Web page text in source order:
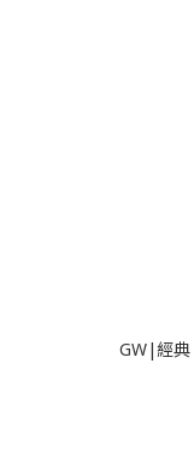
GW|經典